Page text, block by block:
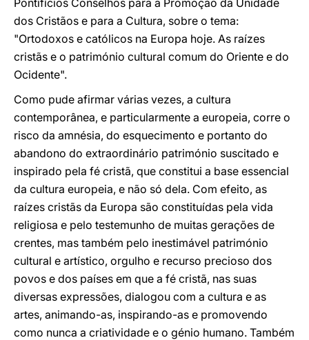
Pontifícios Conselhos para a Promoção da Unidade
dos Cristãos e para a Cultura, sobre o tema:
"Ortodoxos e católicos na Europa hoje. As raízes
cristãs e o património cultural comum do Oriente e do
Ocidente".
Como pude afirmar várias vezes, a cultura
contemporânea, e particularmente a europeia, corre o
risco da amnésia, do esquecimento e portanto do
abandono do extraordinário património suscitado e
inspirado pela fé cristã, que constitui a base essencial
da cultura europeia, e não só dela. Com efeito, as
raízes cristãs da Europa são constituídas pela vida
religiosa e pelo testemunho de muitas gerações de
crentes, mas também pelo inestimável património
cultural e artístico, orgulho e recurso precioso dos
povos e dos países em que a fé cristã, nas suas
diversas expressões, dialogou com a cultura e as
artes, animando-as, inspirando-as e promovendo
como nunca a criatividade e o génio humano. Também